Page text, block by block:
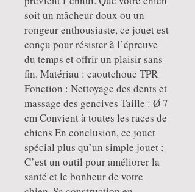
soit un mâcheur doux ou un
rongeur enthousiaste, ce jouet est
conçu pour résister à l’épreuve
du temps et offrir un plaisir sans
fin. Matériau : caoutchouc TPR
Fonction : Nettoyage des dents et
massage des gencives Taille : Ø 7
cm Convient à toutes les races de
chiens En conclusion, ce jouet
spécial plus qu’un simple jouet ;
C’est un outil pour améliorer la
santé et le bonheur de votre